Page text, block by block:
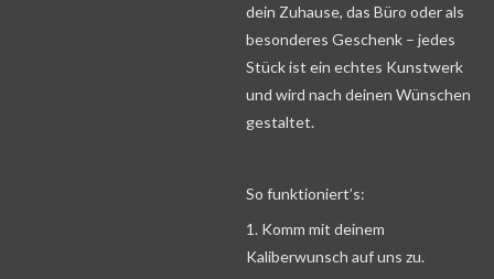
dein Zuhause, das Büro oder als
besonderes Geschenk – jedes
Stück ist ein echtes Kunstwerk
und wird nach deinen Wünschen
gestaltet.
So funktioniert’s:
1. Komm mit deinem
Kaliberwunsch auf uns zu.